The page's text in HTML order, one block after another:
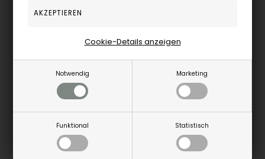
Notwendig Marketing
Funktional Statistisch
Cookie-Details anzeigen
NURAN
3.746,00 EUR
Nuran set , mit insgesamt 0,69 ct Wesselton SI
2.299,00 EUR